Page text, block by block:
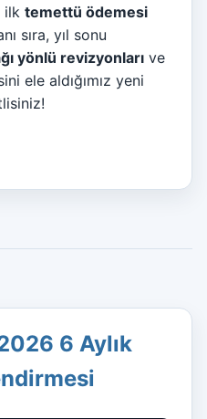
ilk temettü ödemesi
sıra, yıl sonu
yönlü revizyonları ve
ele aldığımız yeni
6 Aylık